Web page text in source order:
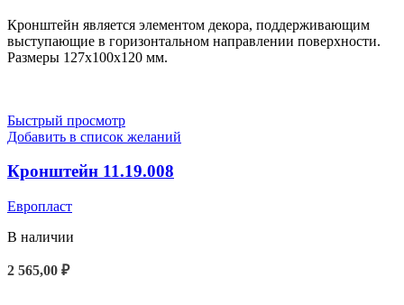
Кронштейн является элементом декора, поддерживающим
выступающие в горизонтальном направлении поверхности.
Размеры 127x100x120 мм.
Быстрый просмотр
Добавить в список желаний
Кронштейн 11.19.008
Европласт
В наличии
2 565,00 ₽